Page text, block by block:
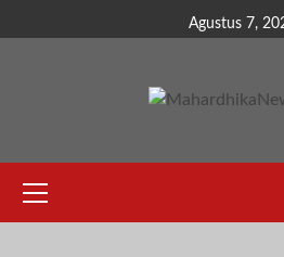
to
Agustus 7,
Menu